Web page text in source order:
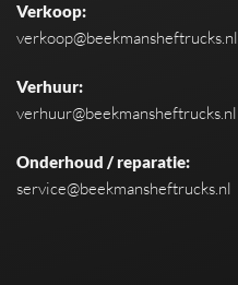
Verkoop:
verkoop@beekmansheftrucks.nl
Verhuur:
verhuur@beekmansheftrucks.nl
Onderhoud / reparatie:
service@beekmansheftrucks.nl